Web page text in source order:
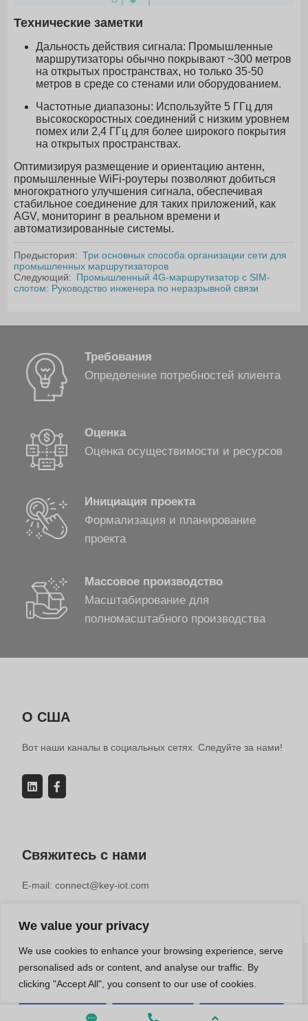
We value your privacy
We use cookies to enhance your browsing experience, serve
personalised ads or content, and analyse our traffic. By
clicking "Accept All", you consent to our use of cookies.
Reject All
Технические заметки
Дальность действия сигнала: Промышленные
маршрутизаторы обычно покрывают ~300 метров
на открытых пространствах, но только 35-50
метров в среде со стенами или оборудованием.
Частотные диапазоны: Используйте 5 ГГц для
высокоскоростных соединений с низким уровнем
помех или 2,4 ГГц для более широкого покрытия
на открытых пространствах.
Оптимизируя размещение и ориентацию антенн,
промышленные WiFi-роутеры позволяют добиться
многократного улучшения сигнала, обеспечивая
стабильное соединение для таких приложений, как
AGV, мониторинг в реальном времени и
автоматизированные системы.
Предыстория: Три основных способа организации сети для
промышленных маршрутизаторов
Следующий: Промышленный 4G-маршрутизатор с SIM-
слотом: Руководство инженера по неразрывной связи
Требования
Определение потребностей клиента
Оценка
Оценка осуществимости и ресурсов
Инициация проекта
Формализация и планирование
проекта
Массовое производство
Масштабирование для
полномасштабного производства
О США
Вот наши каналы в социальных сетях. Следуйте за нами!
Свяжитесь с нами
E-mail: connect@key-iot.com
© 2019-2025 KEY-IOT TECHNOLOGY CO.LTD | Производитель
промышленных маршрутизаторов